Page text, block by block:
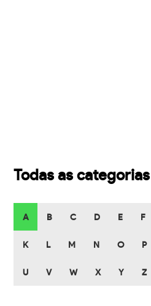
Todas as categorias
A B C D E F
K L M N O P
U V W X Y Z